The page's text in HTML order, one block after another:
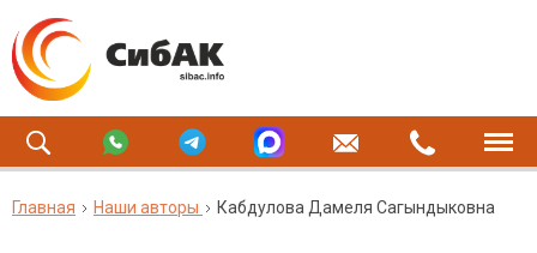
Главная Наши авторы Кабдулова Дамеля Сагындыковна